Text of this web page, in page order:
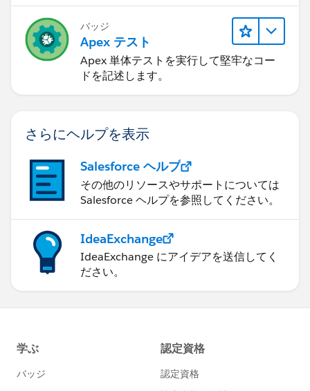
バッジ
Apex テスト
Apex 単体テストを実行して堅牢なコー
ドを記述します。
さらにヘルプを表示
Salesforce ヘルプ
その他のリソースやサポートについては
Salesforce ヘルプを参照してください。
IdeaExchange
IdeaExchange にアイデアを送信してく
ださい。